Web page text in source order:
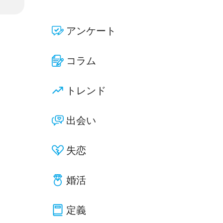
アンケート
コラム
トレンド
出会い
失恋
婚活
定義